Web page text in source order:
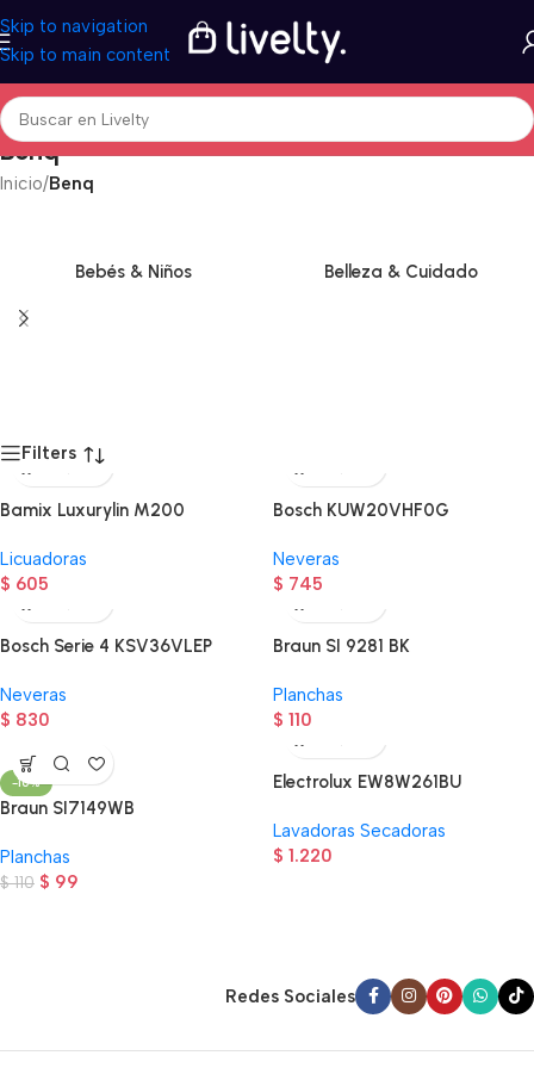
Skip to navigation
Skip to main content
Benq
Inicio/Benq
Bebés & Niños Belleza & Cuidado
Filters
Bamix Luxurylin M200
Licuadoras
$ 605
Bosch KUW20VHF0G
Neveras
$ 745
Bosch Serie 4 KSV36VLEP
Neveras
$ 830
Braun SI 9281 BK
Planchas
$ 110
-10%
Braun SI7149WB
Planchas
$110 $ 99
Electrolux EW8W261BU
Lavadoras Secadoras
$ 1.220
Redes Sociales